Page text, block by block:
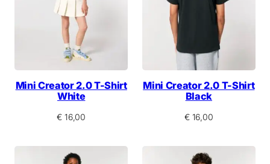
Mini Creator 2.0 T-Shirt
White
€ 16,00
Mini Creator 2.0 T-Shirt
Black
€16,00